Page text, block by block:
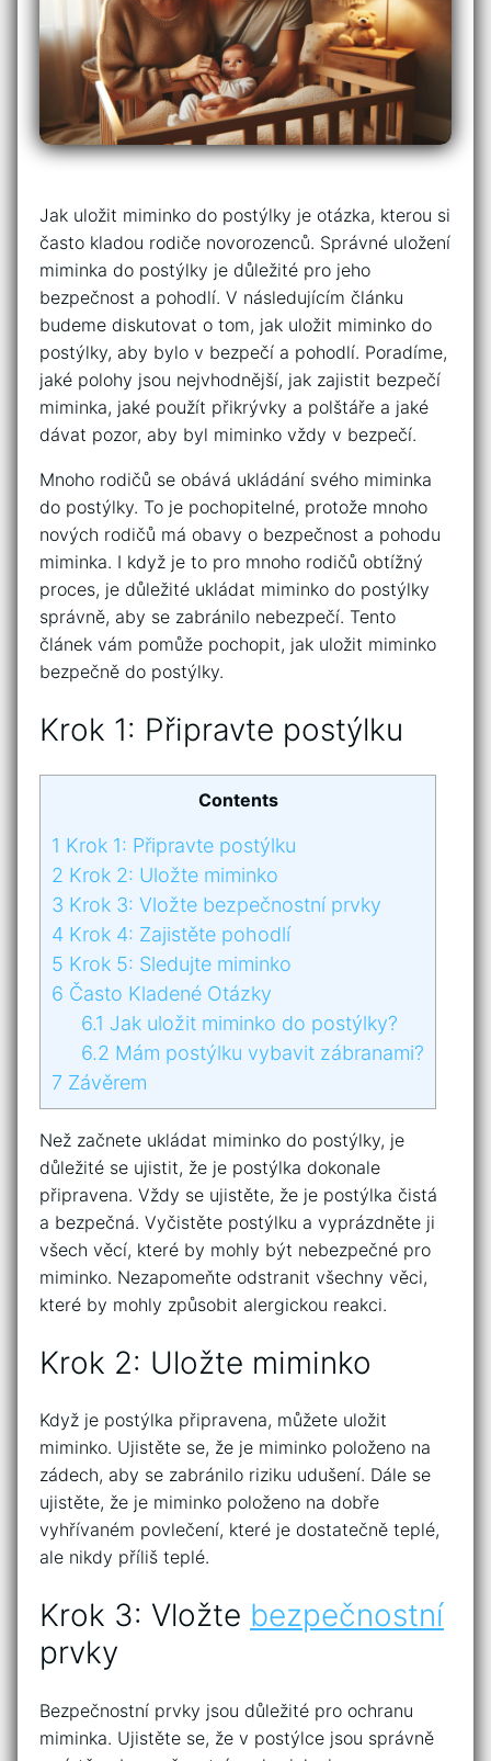
Jak uložit miminko do postýlky je otázka, kterou si
často kladou rodiče novorozenců. Správné uložení
miminka do postýlky je důležité pro jeho
bezpečnost a pohodlí. V následujícím článku
budeme diskutovat o tom, jak uložit miminko do
postýlky, aby bylo v bezpečí a pohodlí. Poradíme,
jaké polohy jsou nejvhodnější, jak zajistit bezpečí
miminka, jaké použít přikrývky a polštáře a jaké
dávat pozor, aby byl miminko vždy v bezpečí.
Mnoho rodičů se obává ukládání svého miminka
do postýlky. To je pochopitelné, protože mnoho
nových rodičů má obavy o bezpečnost a pohodu
miminka. I když je to pro mnoho rodičů obtížný
proces, je důležité ukládat miminko do postýlky
správně, aby se zabránilo nebezpečí. Tento
článek vám pomůže pochopit, jak uložit miminko
bezpečně do postýlky.
Krok 1: Připravte postýlku
Contents
1 Krok 1: Připravte postýlku
2 Krok 2: Uložte miminko
3 Krok 3: Vložte bezpečnostní prvky
4 Krok 4: Zajistěte pohodlí
5 Krok 5: Sledujte miminko
6 Často Kladené Otázky
6.1 Jak uložit miminko do postýlky?
6.2 Mám postýlku vybavit zábranami?
7 Závěrem
Než začnete ukládat miminko do postýlky, je
důležité se ujistit, že je postýlka dokonale
připravena. Vždy se ujistěte, že je postýlka čistá
a bezpečná. Vyčistěte postýlku a vyprázdněte ji
všech věcí, které by mohly být nebezpečné pro
miminko. Nezapomeňte odstranit všechny věci,
které by mohly způsobit alergickou reakci.
Krok 2: Uložte miminko
Když je postýlka připravena, můžete uložit
miminko. Ujistěte se, že je miminko položeno na
zádech, aby se zabránilo riziku udušení. Dále se
ujistěte, že je miminko položeno na dobře
vyhřívaném povlečení, které je dostatečně teplé,
ale nikdy příliš teplé.
Krok 3: Vložte bezpečnostní
prvky
Bezpečnostní prvky jsou důležité pro ochranu
miminka. Ujistěte se, že v postýlce jsou správně